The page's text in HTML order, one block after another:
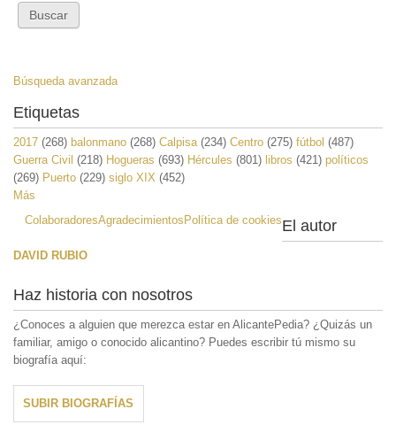
Búsqueda avanzada
Etiquetas
2017 (268) balonmano (268) Calpisa (234) Centro (275) fútbol (487)
Guerra Civil (218) Hogueras (693) Hércules (801) libros (421) políticos
(269) Puerto (229) siglo XIX (452)
Más
ColaboradoresAgradecimientos Política de cookiesEl autor
DAVID RUBIO
Haz historia con nosotros
¿Conoces a alguien que merezca estar en AlicantePedia? ¿Quizás un
familiar, amigo o conocido alicantino? Puedes escribir tú mismo su
biografía aquí:
SUBIR BIOGRAFÍAS